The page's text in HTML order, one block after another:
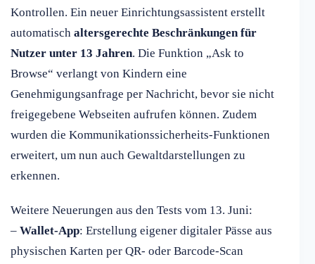
Kontrollen. Ein neuer Einrichtungsassistent erstellt
automatisch altersgerechte Beschränkungen für
Nutzer unter 13 Jahren. Die Funktion „Ask to
Browse“ verlangt von Kindern eine
Genehmigungsanfrage per Nachricht, bevor sie nicht
freigegebene Webseiten aufrufen können. Zudem
wurden die Kommunikationssicherheits-Funktionen
erweitert, um nun auch Gewaltdarstellungen zu
erkennen.
Weitere Neuerungen aus den Tests vom 13. Juni:
– Wallet-App: Erstellung eigener digitaler Pässe aus
physischen Karten per QR- oder Barcode-Scan